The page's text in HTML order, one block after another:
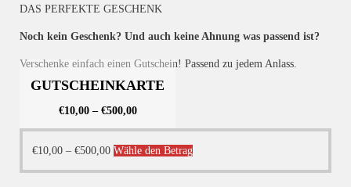
DAS PERFEKTE GESCHENK
Noch kein Geschenk? Und auch keine Ahnung was passend ist?
Verschenke einfach einen Gutschein! Passend zu jedem Anlass.
GUTSCHEINKARTE
€10,00– €500,00
€10,00 – €500,00 Wähle den BetragDieses
Produkt